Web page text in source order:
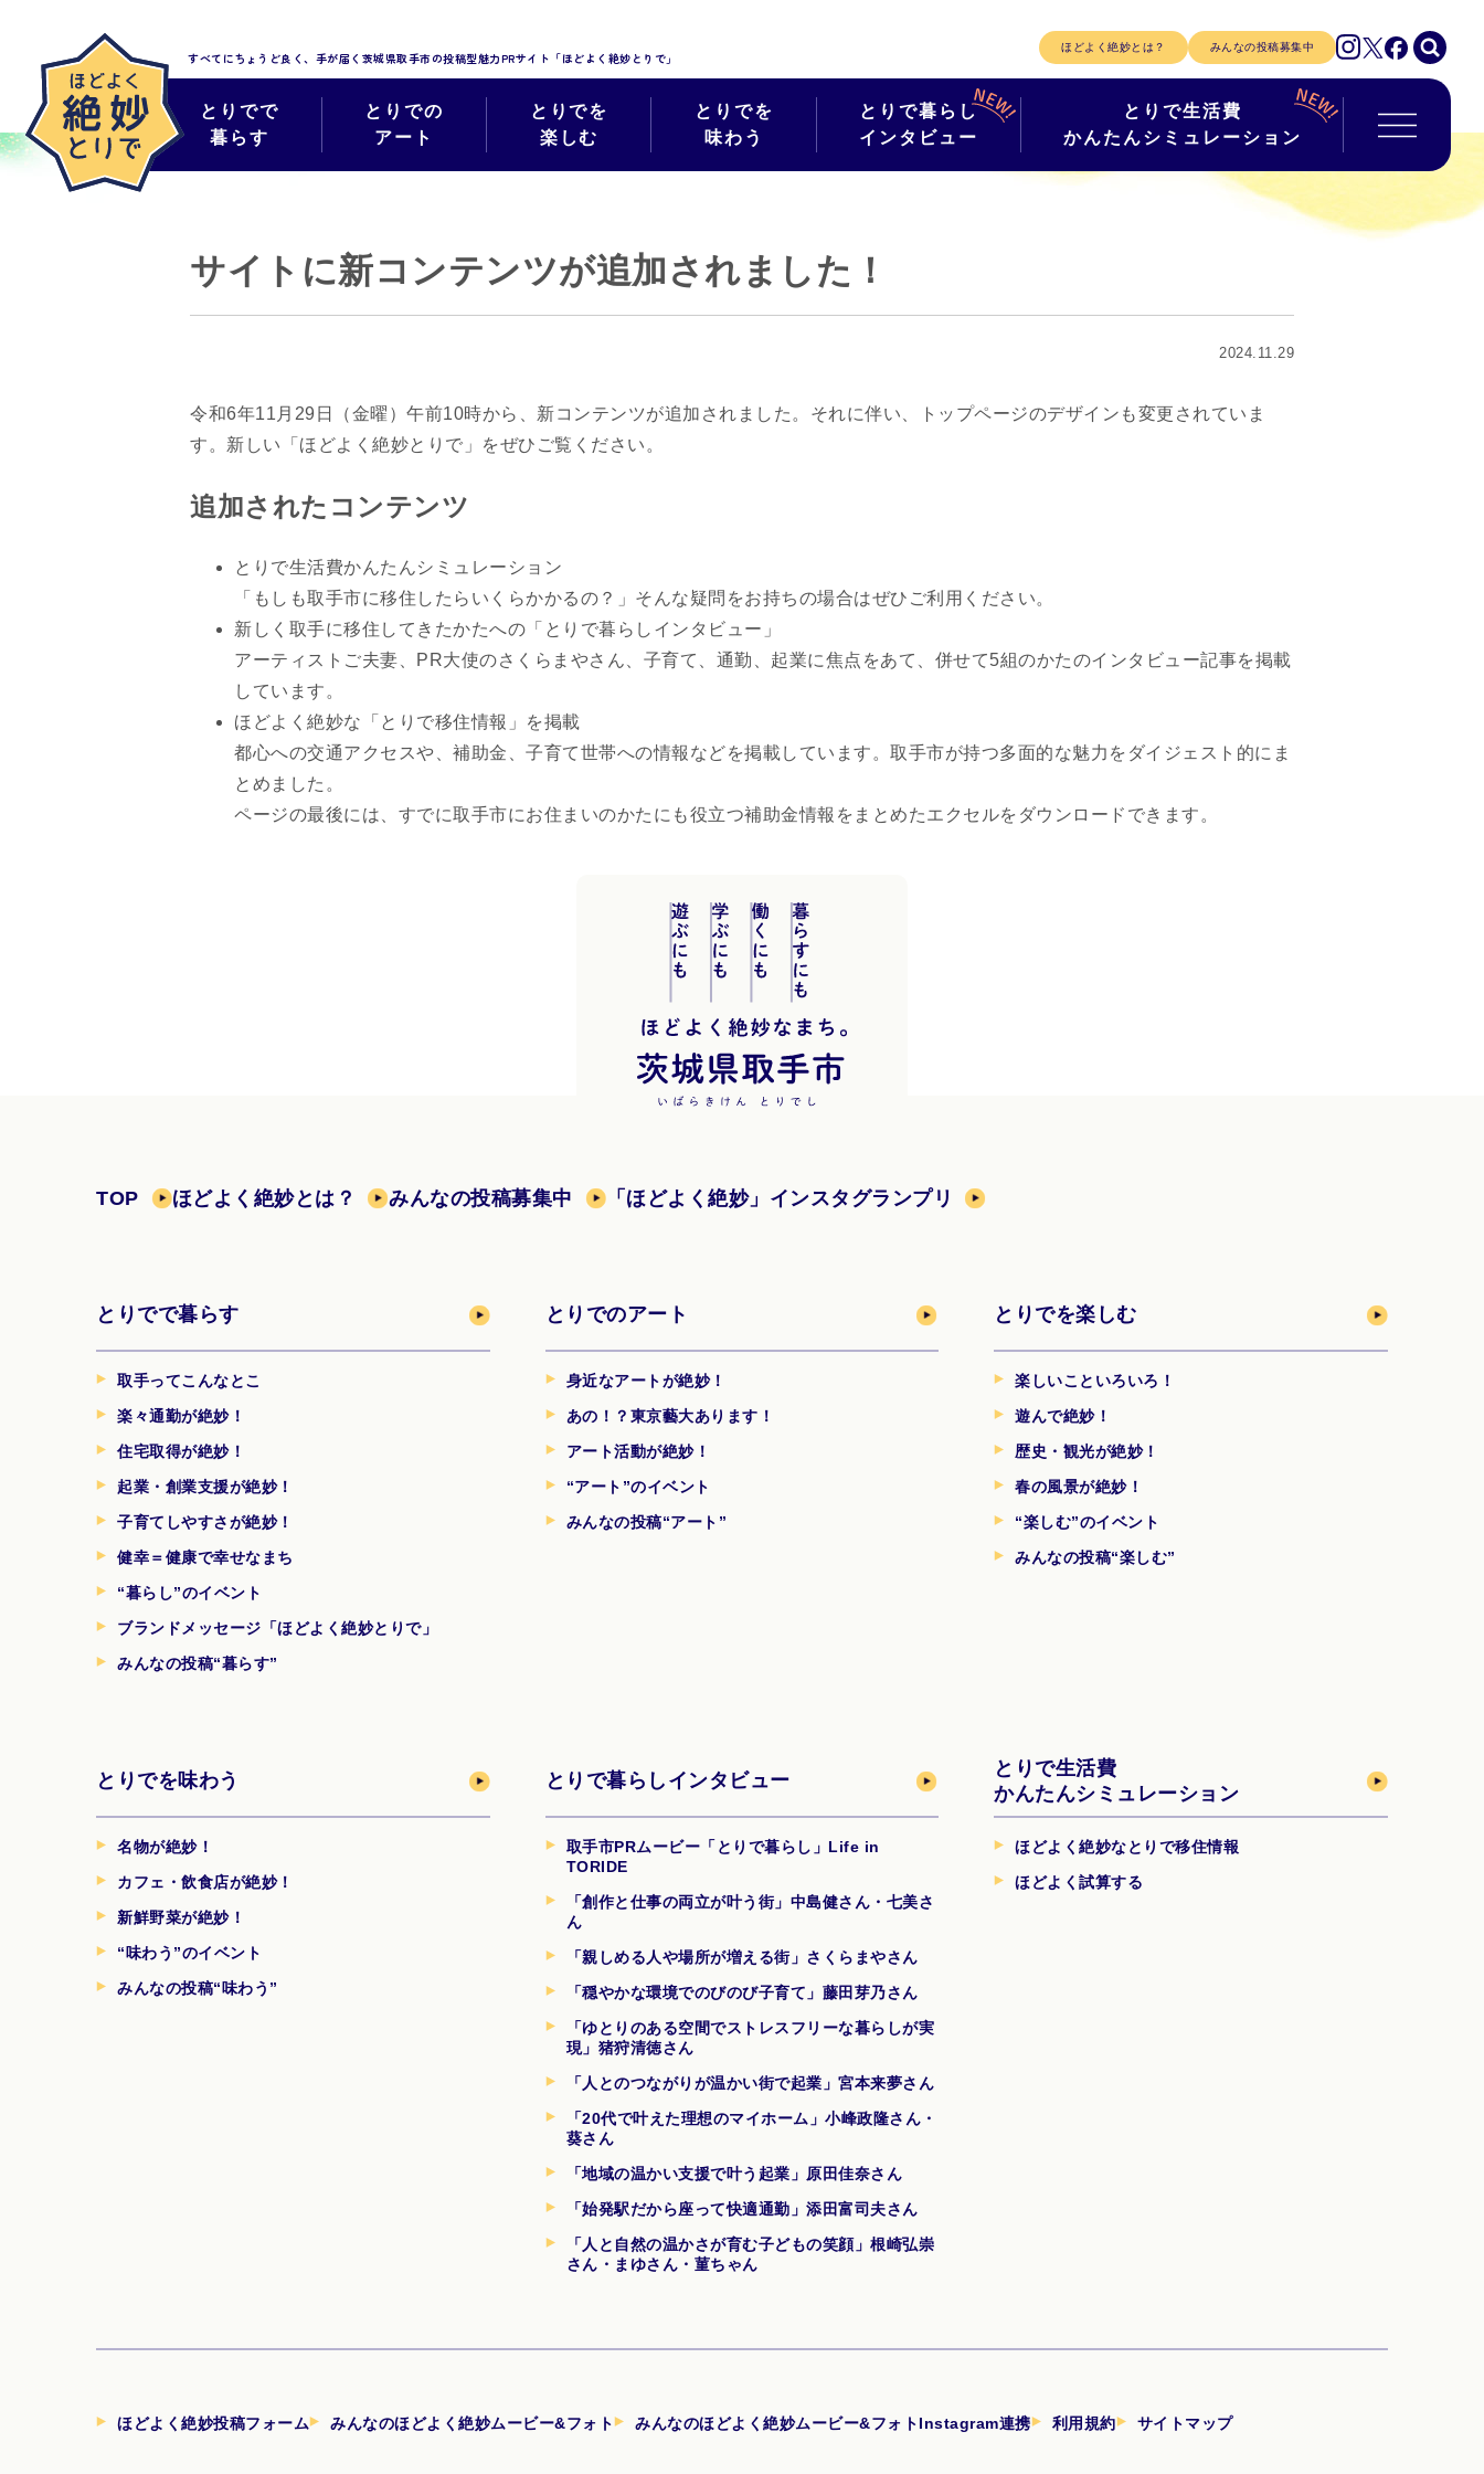
すべてにちょうど良く、手が届く 茨城県取手市の投稿型魅力PRサイト「ほどよく絶妙とりで」
ほどよく絶妙とは？ みんなの投稿募集中
とりでで
暮らす
とりでの
アート
とりでを
楽しむ
とりでを
味わう
とりで暮らし
インタビュー
とりで生活費
かんたんシミュレーション
サイトに新コンテンツが追加されました！
2024.11.29
令和6年11月29日（金曜）午前10時から、新コンテンツが追加されました。それに伴い、トップページのデザインも変更されていま
す。新しい「ほどよく絶妙とりで」をぜひご覧ください。
追加されたコンテンツ
とりで生活費かんたんシミュレーション
「もしも取手市に移住したらいくらかかるの？」そんな疑問をお持ちの場合はぜひご利用ください。
新しく取手に移住してきたかたへの「とりで暮らしインタビュー」
アーティストご夫妻、PR大使のさくらまやさん、子育て、通勤、起業に焦点をあて、併せて5組のかたのインタビュー記事を掲載
しています。
ほどよく絶妙な「とりで移住情報」を掲載
都心への交通アクセスや、補助金、子育て世帯への情報などを掲載しています。取手市が持つ多面的な魅力をダイジェスト的にま
とめました。
ページの最後には、すでに取手市にお住まいのかたにも役立つ補助金情報をまとめたエクセルをダウンロードできます。
TOP ほどよく絶妙とは？ みんなの投稿募集中 「ほどよく絶妙」インスタグランプリ
とりでで暮らす
取手ってこんなとこ
楽々通勤が絶妙！
住宅取得が絶妙！
起業・創業支援が絶妙！
子育てしやすさが絶妙！
健幸＝健康で幸せなまち
“暮らし”のイベント
ブランドメッセージ「ほどよく絶妙とりで」
みんなの投稿“暮らす”
とりでのアート
身近なアートが絶妙！
あの！？東京藝大あります！
アート活動が絶妙！
“アート”のイベント
みんなの投稿“アート”
とりでを楽しむ
楽しいこといろいろ！
遊んで絶妙！
歴史・観光が絶妙！
春の風景が絶妙！
“楽しむ”のイベント
みんなの投稿“楽しむ”
とりでを味わう
名物が絶妙！
カフェ・飲食店が絶妙！
新鮮野菜が絶妙！
“味わう”のイベント
みんなの投稿“味わう”
とりで暮らしインタビュー
取手市PRムービー「とりで暮らし」Life in
TORIDE
「創作と仕事の両立が叶う街」中島健さん・七美さ
ん
「親しめる人や場所が増える街」さくらまやさん
「穏やかな環境でのびのび子育て」藤田芽乃さん
「ゆとりのある空間でストレスフリーな暮らしが実
現」猪狩清徳さん
「人とのつながりが温かい街で起業」宮本来夢さん
「20代で叶えた理想のマイホーム」小峰政隆さん・
葵さん
「地域の温かい支援で叶う起業」原田佳奈さん
「始発駅だから座って快適通勤」添田富司夫さん
「人と自然の温かさが育む子どもの笑顔」根崎弘崇
さん・まゆさん・菫ちゃん
とりで生活費
かんたんシミュレーション
ほどよく絶妙なとりで移住情報
ほどよく試算する
ほどよく絶妙投稿フォーム みんなのほどよく絶妙ムービー&フォト みんなのほどよく絶妙ムービー&フォトInstagram連携 利用規約 サイトマップ